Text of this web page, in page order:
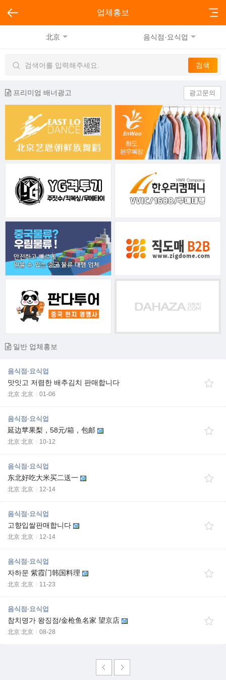
업체홍보
北京 음식점·요식업
프리미엄 배너광고 광고문의
일반 업체홍보
음식점·요식업
맛잇고 저렴한 배추김치 판매합니다
北京 北京 01-06
음식점·요식업
延边苹果梨，58元/箱，包邮
北京 北京 10-12
음식점·요식업
东北好吃大米买二送一
北京 北京 12-14
음식점·요식업
고향입쌀판매합니다
北京 北京 12-14
음식점·요식업
자하문 紫霞门韩国料理
北京 北京 11-23
음식점·요식업
참치명가 왕징점/金枪鱼名家 望京店
北京 北京 08-28